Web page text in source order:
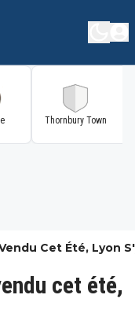
Thornbury Town
Cet Été, Lyon
cet été,